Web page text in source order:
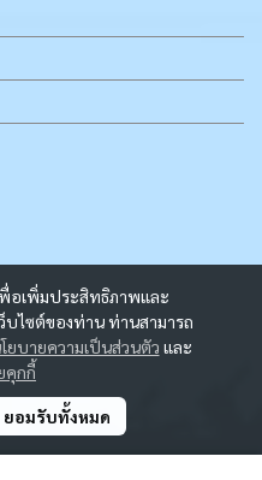
พื่อเพิ่มประสิทธิภาพและ
บไซต์ของท่าน ท่านสามารถ
ยบายความเป็นส่วนตัว และ
คุกกี้
ยอมรับทั้งหมด